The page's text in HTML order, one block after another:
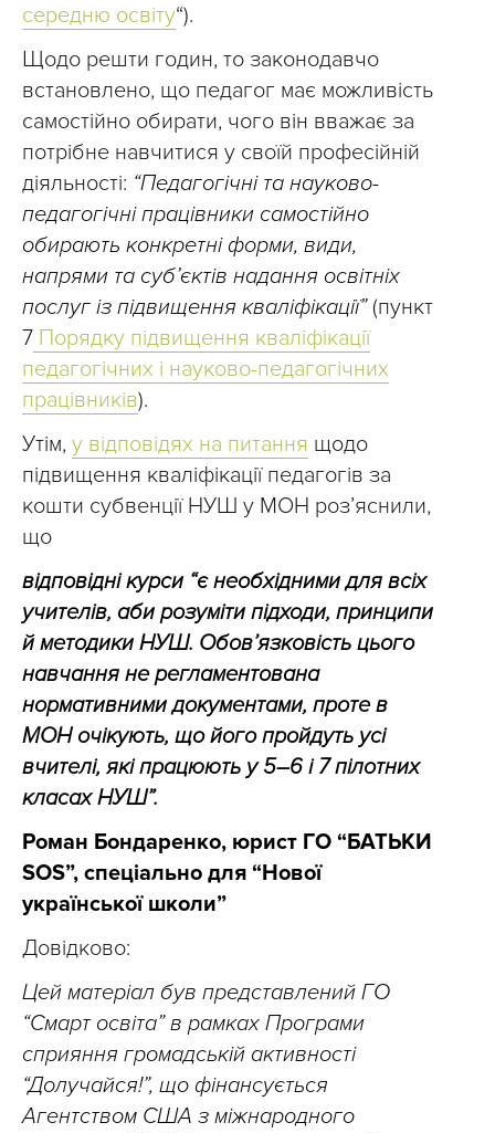
середню освіту“).
Щодо решти годин, то законодавчо
встановлено, що педагог має можливість
самостійно обирати, чого він вважає за
потрібне навчитися у своїй професійній
діяльності: “Педагогічні та науково-
педагогічні працівники самостійно
обирають конкретні форми, види,
напрями та суб’єктів надання освітніх
послуг із підвищення кваліфікації” (пункт
7 Порядку підвищення кваліфікації
педагогічних і науково-педагогічних
працівників).
Утім, у відповідях на питання щодо
підвищення кваліфікації педагогів за
кошти субвенції НУШ у МОН розʼяснили,
що
відповідні курси “є необхідними для всіх
учителів, аби розуміти підходи, принципи
й методики НУШ. Обовʼязковість цього
навчання не регламентована
нормативними документами, проте в
МОН очікують, що його пройдуть усі
вчителі, які працюють у 5–6 і 7 пілотних
класах НУШ”.
Роман Бондаренко, юрист ГО “БАТЬКИ
SOS”, спеціально для “Нової
української школи”
Довідково:
Цей матеріал був представлений ГО
“Смарт освіта” в рамках Програми
сприяння громадській активності
“Долучайся!”, що фінансується
Агентством США з міжнародного